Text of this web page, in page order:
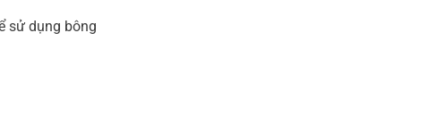
sử dụng bông